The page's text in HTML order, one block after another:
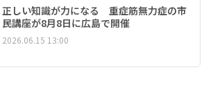
正しい知識が力になる 重症筋無力症の市
民講座が8月8日に広島で開催
2026.06.15 13:00